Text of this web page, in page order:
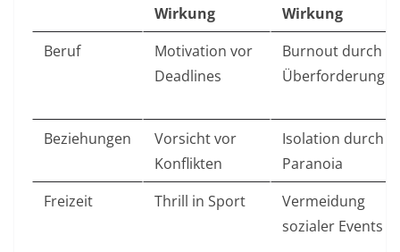
Wirkung
Wirkung
Beruf
Motivation vor
Deadlines
Burnout durch
Überforderung
Beziehungen
Vorsicht vor
Konflikten
Isolation durch
Paranoia ​
Freizeit
Thrill in Sport
Vermeidung
sozialer Events